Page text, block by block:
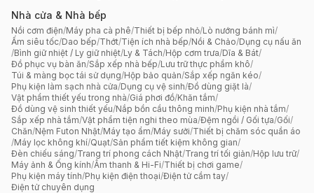
Nhà cửa & Nhà bếp
Nồi cơm điện/Máy pha cà phê/Thiết bị bếp nhỏ/Lò nướng bánh mì/
Ấm siêu tốc/Dao bếp/Thớt/Tiện ích nhà bếp/Nồi & Chảo/Dụng cụ nấu ăn
/Bình giữ nhiệt / Ly giữ nhiệt/Ly & Tách/Hộp cơm trưa/Dĩa & Bát/
Đồ phục vụ bàn ăn/Sắp xếp nhà bếp/Lưu trữ thực phẩm khô/
Túi & màng bọc tái sử dụng/Hộp bảo quản/Sắp xếp ngăn kéo/
Phụ kiện làm sạch nhà cửa/Dụng cụ vệ sinh/Đồ dùng giặt là/
Vật phẩm thiết yếu trong nhà/Giá phơi đồ/Khăn tắm/
Đồ dùng vệ sinh thiết yếu/Nắp bồn cầu thông minh/Phụ kiện nhà tắm/
Sắp xếp nhà tắm/Vật phẩm tiện nghi theo mùa/Đệm ngồi / Gối tựa/Gối/
Chăn/Nệm Futon Nhật/Máy tạo ẩm/Máy sưởi/Thiết bị chăm sóc quần áo
/Máy lọc không khí/Quạt/Sản phẩm tiết kiệm không gian/
Đèn chiếu sáng/Trang trí phong cách Nhật/Trang trí tối giản/Hộp lưu trữ/
Máy ảnh & Ống kính/Âm thanh & Hi-Fi/Thiết bị chơi game/
Phụ kiện máy tính/Phụ kiện điện thoại/Điện tử cầm tay/
Điện tử chuyên dụng